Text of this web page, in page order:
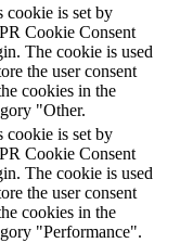
cookie is set by
Cookie Consent
The cookie is used
the user consent
cookies in the
"Other.
cookie is set by
Cookie Consent
The cookie is used
the user consent
cookies in the
"Performance".